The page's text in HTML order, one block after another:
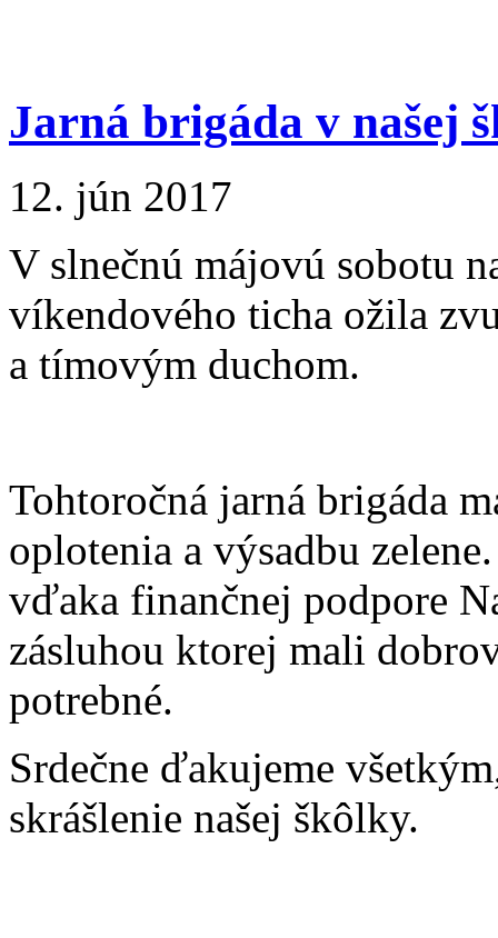
Jarná brigáda v našej
12. jún 2017
V slnečnú májovú sobotu
víkendového ticha ožila
a tímovým duchom.
Tohtoročná jarná brigáda
oplotenia a výsadbu
vďaka finančnej podpore
zásluhou ktorej mali
potrebné.
Srdečne ďakujeme
skrášlenie našej škôlky.